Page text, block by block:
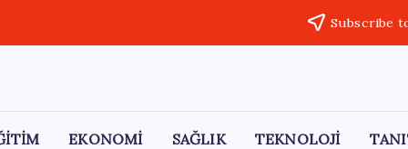
Subscribe
EKONOMİ SAĞLIK TEKNOLOJİ